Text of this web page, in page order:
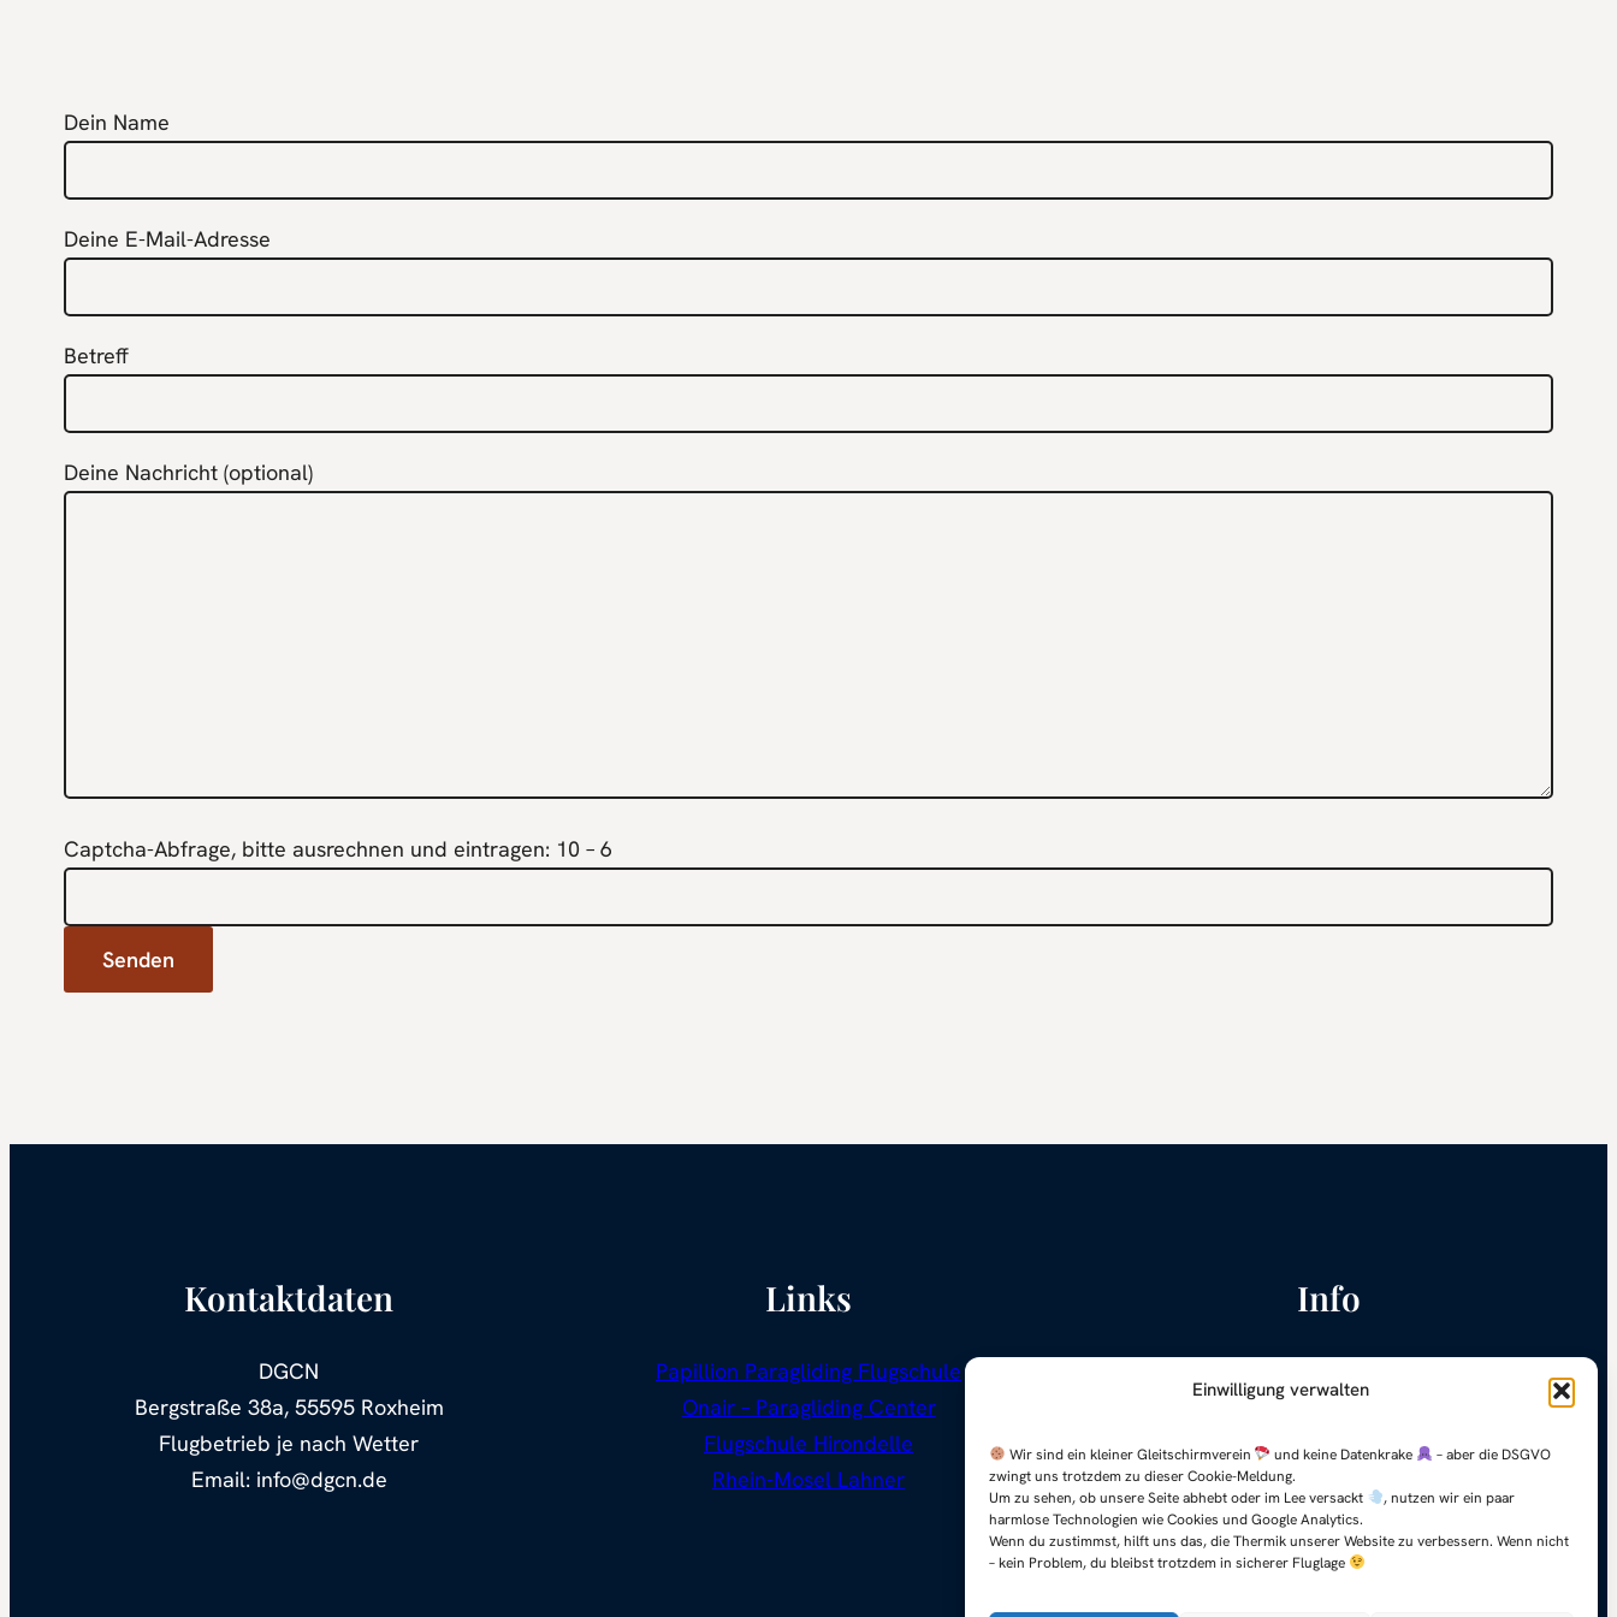
Einwilligung verwalten
Wir sind ein kleiner Gleitschirmverein und keine Datenkrake
– aber die DSGVO
zwingt uns trotzdem zu dieser Cookie-Meldung.
Um zu sehen, ob unsere Seite abhebt oder im Lee versackt
, nutzen wir ein paar
harmlose Technologien wie Cookies und Google Analytics.
Wenn du zustimmst, hilft uns das, die Thermik unserer Website zu verbessern. Wenn nicht
– kein Problem, du bleibst trotzdem in sicherer Fluglage
Dein Name
Deine E-Mail-Adresse
Betreff
Deine Nachricht (optional)
Captcha-Abfrage, bitte ausrechnen und eintragen: 10 – 6
Kontaktdaten
DGCN
Bergstraße 38a, 55595 Roxheim
Flugbetrieb je nach Wetter
Email: info@dgcn.de
Links
Papillion Paragliding Flugschule
Onair – Paragliding Center
Flugschule Hirondelle
Rhein-Mosel Lahner
Info
Impressum
Datenschutz